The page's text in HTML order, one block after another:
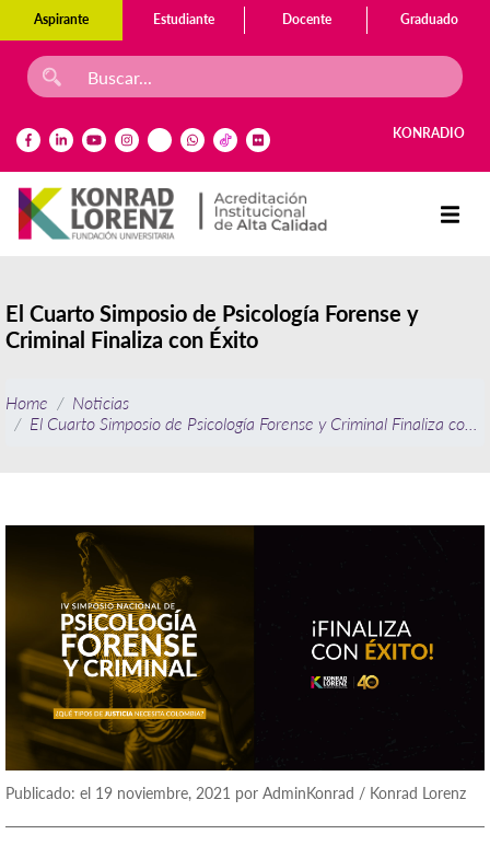
Aspirante Estudiante Docente Graduado
KONRADIO
El Cuarto Simposio de Psicología Forense y
Criminal Finaliza con Éxito
Home
Noticias
El Cuarto Simposio de Psicología Forense y Criminal Finaliza con
Publicado: el 19 noviembre, 2021 por AdminKonrad / Konrad Lorenz